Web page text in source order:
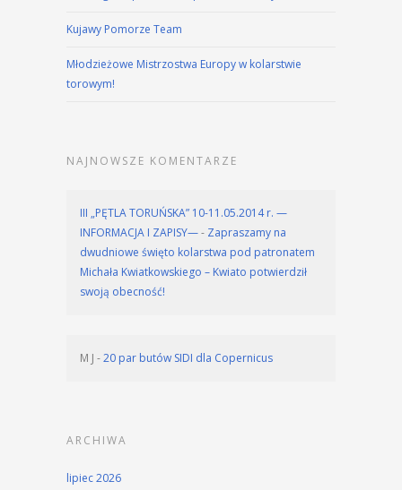
Kujawy Pomorze Team
Młodzieżowe Mistrzostwa Europy w kolarstwie
torowym!
NAJNOWSZE KOMENTARZE
III „PĘTLA TORUŃSKA” 10-11.05.2014 r. —
INFORMACJA I ZAPISY—- Zapraszamy na
dwudniowe święto kolarstwa pod patronatem
Michała Kwiatkowskiego – Kwiato potwierdził
swoją obecność!
M J -20 par butów SIDI dla Copernicus
ARCHIWA
lipiec 2026